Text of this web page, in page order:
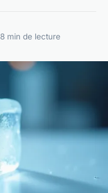
8 min de lecture